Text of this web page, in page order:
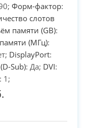
Форм-фактор:
слотов
памяти (GB):
(МГц):
DisplayPort:
Sub): Да; DVI:
: 1;